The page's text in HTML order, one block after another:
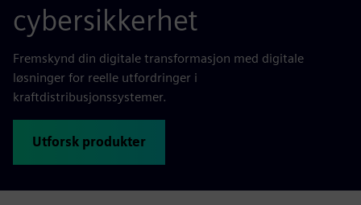
cybersikkerhet
Fremskynd din digitale transformasjon med digitale
løsninger for reelle utfordringer i
kraftdistribusjonssystemer.
Utforsk produkter